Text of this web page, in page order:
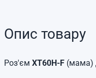
Опис товару
Роз'єм XT60H-F (мама)